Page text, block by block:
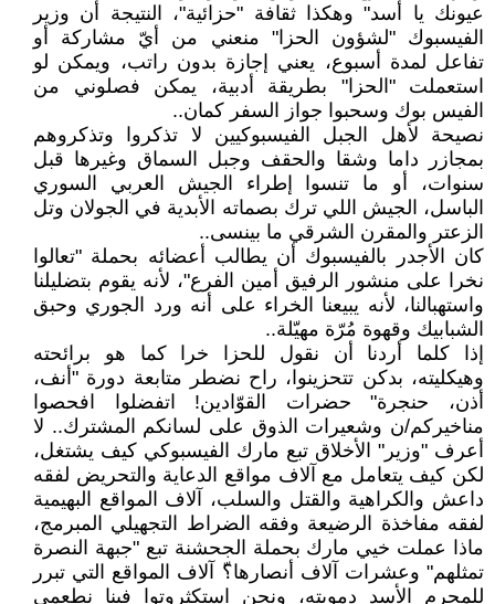
عيونك يا أسد" وهكذا ثقافة "حزائية"، النتيجة أن وزير
الفيسبوك "لشؤون الحزا" منعني من أيّ مشاركة أو
تفاعل لمدة أسبوع، يعني إجازة بدون راتب، ويمكن لو
استعملت "الحزا" بطريقة أدبية، يمكن فصلوني من
الفيس بوك وسحبوا جواز السفر كمان..
نصيحة لأهل الجبل الفيسبوكيين لا تذكروا وتذكروهم
بمجازر داما وشقا والحقف وجبل السماق وغيرها قبل
سنوات، أو ما تنسوا إطراء الجيش العربي السوري
الباسل، الجيش اللي ترك بصماته الأبدية في الجولان وتل
الزعتر والمقرن الشرقي ما بينسى..
كان الأجدر بالفيسبوك أن يطالب أعضائه بحملة "تعالوا
نخرا على منشور الرفيق أمين الفرع"، لأنه يقوم بتضليلنا
واستهبالنا، لأنه يبيعنا الخراء على أنه ورد الجوري وحبق
الشبابيك وقهوة مُرّة مهيّلة..
إذا كلما أردنا أن نقول للحزا خرا كما هو برائحته
وهيكليته، بدكن تتحزينوا، راح نضطر متابعة دورة "أنف،
أذن، حنجرة" حضرات القوّادين! اتفضلوا افحصوا
مناخيركم/ن وشعيرات الذوق على لسانكم المشترك.. لا
أعرف "وزير" الأخلاق تبع مارك الفيسبوكي كيف يشتغل،
لكن كيف يتعامل مع آلاف مواقع الدعاية والتحريض لفقه
داعش والكراهية والقتل والسلب، آلاف المواقع البهيمية
لفقه مفاخذة الرضيعة وفقه الضراط التجهيلي المبرمج،
ماذا عملت خيي مارك بحملة الجحشنة تبع "جبهة النصرة
تمثلهم" وعشرات آلاف أنصارها؟ّ آلاف المواقع التي تبرر
للمجرم الأسد دمويته، ونحن استكثروتوا فينا نطعمي